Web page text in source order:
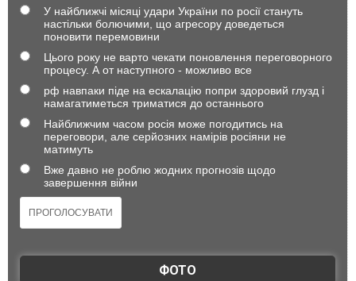
У найближчі місяці удари України по росії стануть
настільки болючими, що агресору доведеться
поновити перемовини
Цього року не варто чекати поновлення переговорного
процесу. А от наступного - можливо все
рф навпаки піде на ескалацію попри здоровий глузд і
намагатиметься триматися до останнього
Найближчим часом росія може погодитись на
переговори, але серйозних намірів росіяни не
матимуть
Вже давно не роблю жодних прогнозів щодо
завершення війни
ФОТО